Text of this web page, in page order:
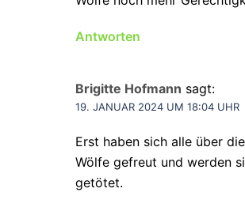
Antworten
Brigitte Hofmann sagt:
19. JANUAR 2024 UM 18:04 UHR
Erst haben sich alle über
Wölfe gefreut und werden
getötet.